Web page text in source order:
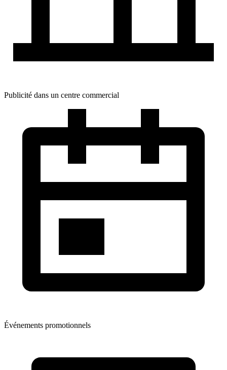
Publicité dans un centre commercial
Événements promotionnels